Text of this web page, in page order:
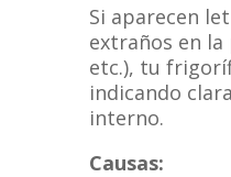
Si aparecen
extraños en la
etc.), tu
indicando
interno.
Causas: